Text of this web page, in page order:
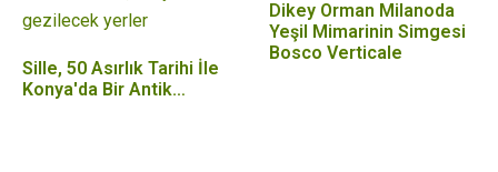
Sille, 50 Asırlık Tarihi İle
Konya'da Bir Antik…
Dikey Orman Milanoda
Yeşil Mimarinin Simgesi
Bosco Verticale